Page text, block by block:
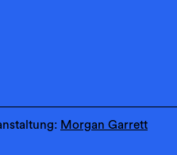
Morgan Garrett